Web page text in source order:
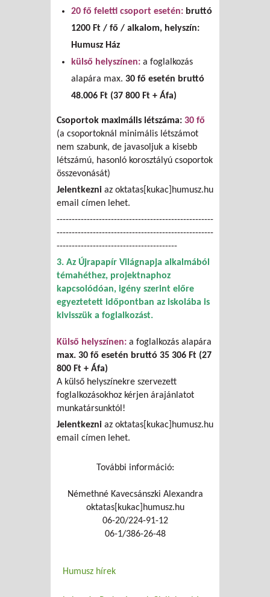
20 fő feletti csoport esetén: bruttó
1200 Ft / fő / alkalom, helyszín:
Humusz Ház
külső helyszínen: a foglalkozás
alapára max. 30 fő esetén bruttó
48.006 Ft (37 800 Ft + Áfa)
Csoportok maximális létszáma: 30 fő
(a csoportoknál minimális létszámot
nem szabunk, de javasoljuk a kisebb
létszámú, hasonló korosztályú csoportok
összevonását)
Jelentkezni az oktatas[kukac]humusz.hu
email címen lehet.
----------------------------------------------------
----------------------------------------------------
----------------------------------------
3. Az Újrapapír Világnapja alkalmából
témahéthez, projektnaphoz
kapcsolódóan, igény szerint előre
egyeztetett időpontban az iskolába is
kivisszük a foglalkozást.
Külső helyszínen: a foglalkozás alapára
max. 30 fő esetén bruttó 35 306 Ft (27
800 Ft + Áfa)
A külső helyszínekre szervezett
foglalkozásokhoz kérjen árajánlatot
munkatársunktól!
Jelentkezni az oktatas[kukac]humusz.hu
email címen lehet.
További információ:
Némethné Kavecsánszki Alexandra
oktatas[kukac]humusz.hu
06-20/224-91-12
06-1/386-26-48
Humusz hírek